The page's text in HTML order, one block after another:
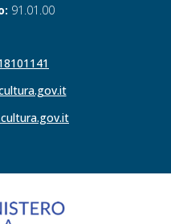
91.01.00